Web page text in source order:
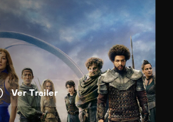
Ver Trailer